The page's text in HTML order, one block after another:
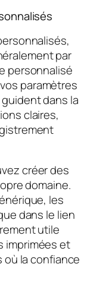
par
personnalisé
paramètres
guident dans la
claires,
créer des
domaine.
les
dans le lien
utile
imprimées et
la confiance